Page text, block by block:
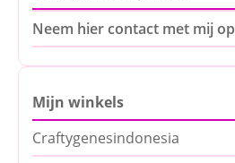
Neem hier contact met mij op
Mijn winkels
Craftygenesindonesia